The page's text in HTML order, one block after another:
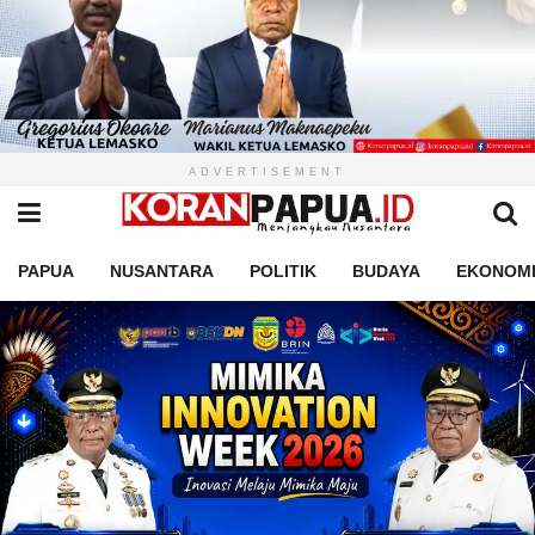
ADVERTISEMENT
PAPUA NUSANTARA POLITIK BUDAYA EKONOMI